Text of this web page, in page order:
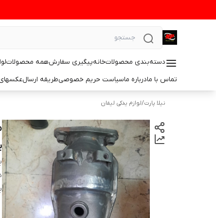
دسته‌بندی محصولاتخانهپیگیری سفارشهمه محصولات
تماس با مادرباره ماسیاست حریم خصوصیطریقه ارسال
نیلا پارت/لوازم یدکی لیفان